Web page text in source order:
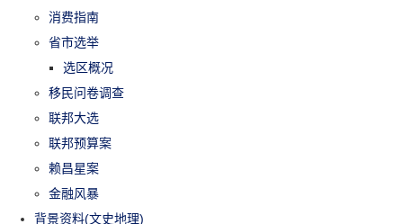
消费指南
省市选举
选区概况
移民问卷调查
联邦大选
联邦预算案
赖昌星案
金融风暴
背景资料(文史地理)